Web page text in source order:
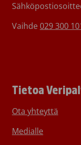
Vaihde 029 300
Tietoa
Ota yhteyttä
Medialle